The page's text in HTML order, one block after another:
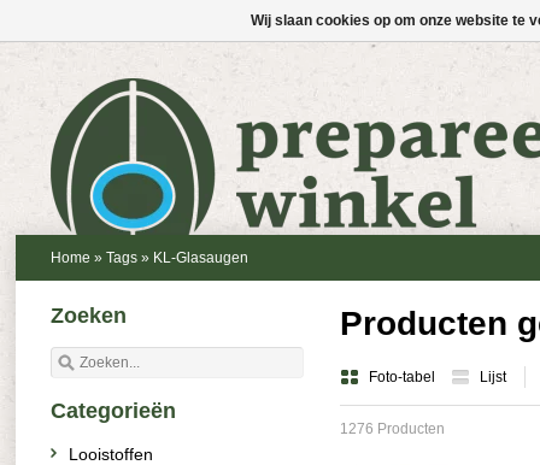
Home » Tags » KL-Glasaugen
Producten
Foto-tabel Lijst
1276 Producten
Zoeken
Categorieën
Looistoffen
Wij slaan cookies op om onze website te